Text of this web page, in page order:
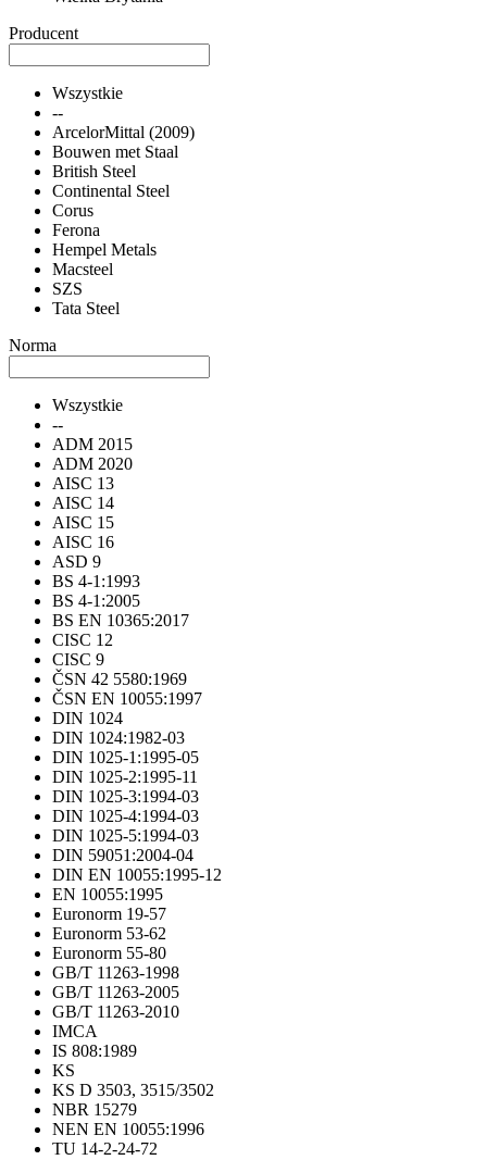
Producent
Wszystkie
--
ArcelorMittal (2009)
Bouwen met Staal
British Steel
Continental Steel
Corus
Ferona
Hempel Metals
Macsteel
SZS
Tata Steel
Norma
Wszystkie
--
ADM 2015
ADM 2020
AISC 13
AISC 14
AISC 15
AISC 16
ASD 9
BS 4-1:1993
BS 4-1:2005
BS EN 10365:2017
CISC 12
CISC 9
ČSN 42 5580:1969
ČSN EN 10055:1997
DIN 1024
DIN 1024:1982-03
DIN 1025-1:1995-05
DIN 1025-2:1995-11
DIN 1025-3:1994-03
DIN 1025-4:1994-03
DIN 1025-5:1994-03
DIN 59051:2004-04
DIN EN 10055:1995-12
EN 10055:1995
Euronorm 19-57
Euronorm 53-62
Euronorm 55-80
GB/T 11263-1998
GB/T 11263-2005
GB/T 11263-2010
IMCA
IS 808:1989
KS
KS D 3503, 3515/3502
NBR 15279
NEN EN 10055:1996
TU 14-2-24-72